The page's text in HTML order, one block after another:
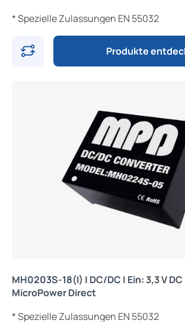
* Spezielle Zulassungen EN 55032
Produkte
MH0203S-18(I) | DC/DC | Ein: 3,3 V DC
MicroPower Direct
* Spezielle Zulassungen EN 55032